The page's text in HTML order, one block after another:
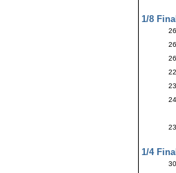
1/8
1/4